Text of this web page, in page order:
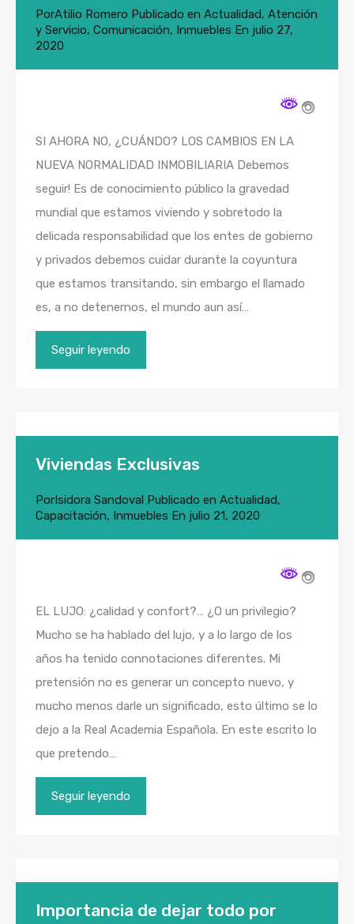
PorAtilio Romero Publicado en Actualidad, Atención
y Servicio, Comunicación, Inmuebles En julio 27,
2020
SI AHORA NO, ¿CUÁNDO? LOS CAMBIOS EN LA
NUEVA NORMALIDAD INMOBILIARIA Debemos
seguir! Es de conocimiento público la gravedad
mundial que estamos viviendo y sobretodo la
delicada responsabilidad que los entes de gobierno
y privados debemos cuidar durante la coyuntura
que estamos transitando, sin embargo el llamado
es, a no detenernos, el mundo aun así…
Seguir leyendo
Viviendas Exclusivas
Por Isidora Sandoval Publicado en Actualidad,
Capacitación, Inmuebles En julio 21, 2020
EL LUJO: ¿calidad y confort?… ¿O un privilegio?
Mucho se ha hablado del lujo, y a lo largo de los
años ha tenido connotaciones diferentes. Mi
pretensión no es generar un concepto nuevo, y
mucho menos darle un significado, esto último se lo
dejo a la Real Academia Española. En este escrito lo
que pretendo…
Seguir leyendo
Importancia de dejar todo por